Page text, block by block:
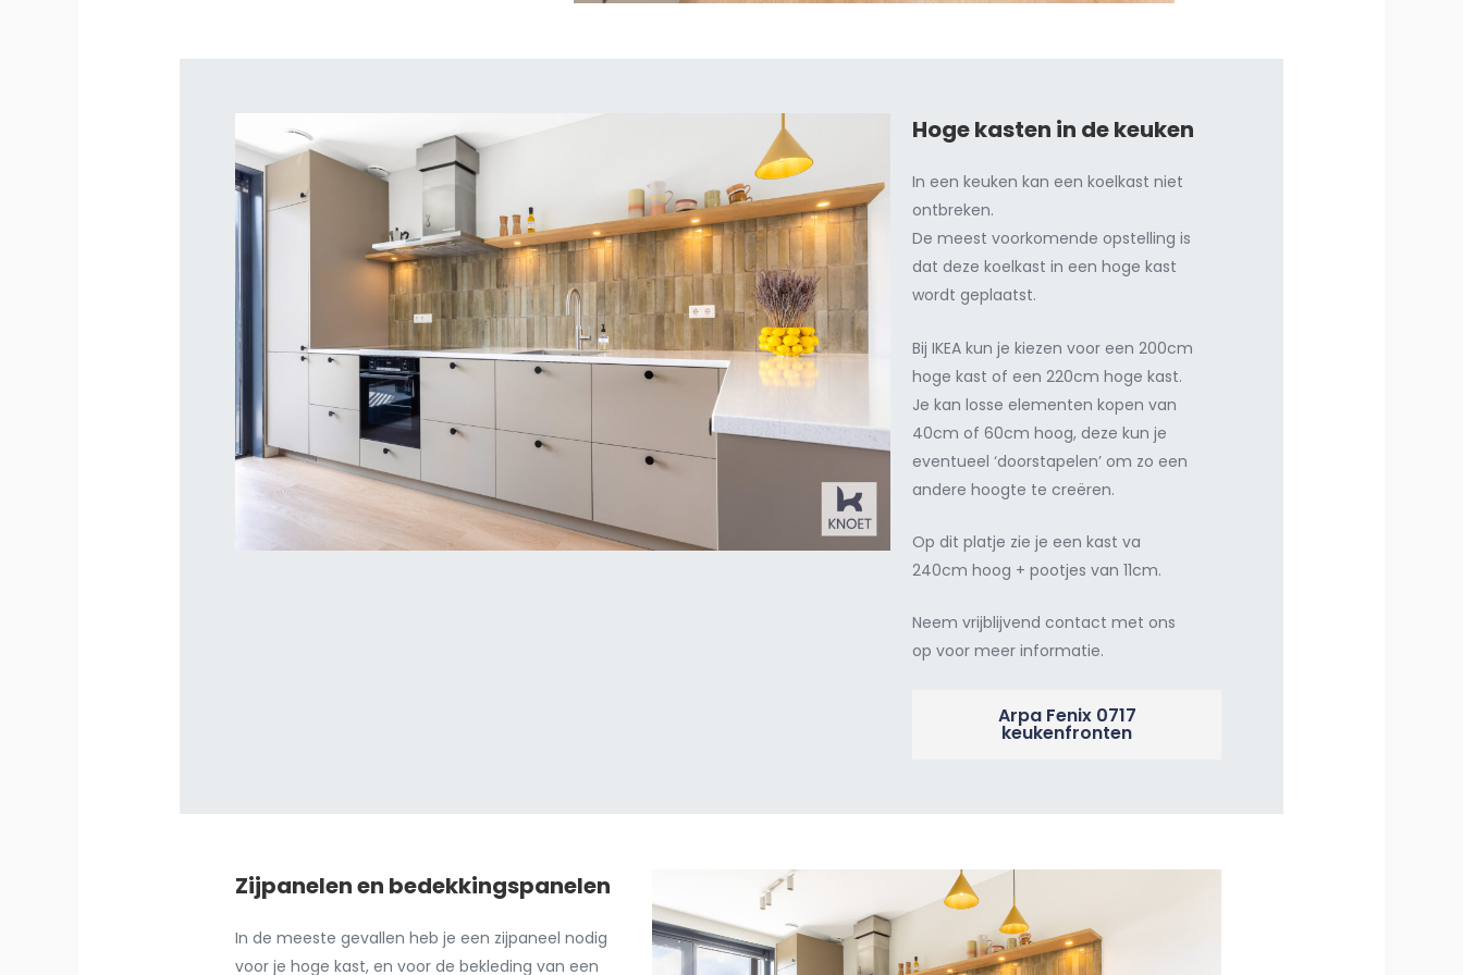
Hoge kasten in de keuken
In een keuken kan een koelkast niet
ontbreken.
De meest voorkomende opstelling is
dat deze koelkast in een hoge kast
wordt geplaatst.
Bij IKEA kun je kiezen voor een 200cm
hoge kast of een 220cm hoge kast.
Je kan losse elementen kopen van
40cm of 60cm hoog, deze kun je
eventueel ‘doorstapelen’ om zo een
andere hoogte te creëren.
Op dit platje zie je een kast va
240cm hoog + pootjes van 11cm.
Neem vrijblijvend contact met ons
op voor meer informatie.
Arpa Fenix 0717
keukenfronten
Zijpanelen en bedekkingspanelen
In de meeste gevallen heb je een zijpaneel nodig
voor je hoge kast, en voor de bekleding van een